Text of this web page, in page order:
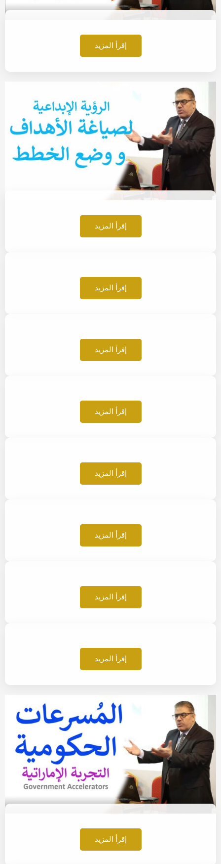
إقرأ المزيد
إقرأ المزيد
إقرأ المزيد
إقرأ المزيد
إقرأ المزيد
إقرأ المزيد
إقرأ المزيد
إقرأ المزيد
إقرأ المزيد
إقرأ المزيد